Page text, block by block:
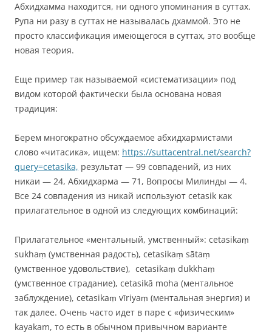
Абхидхамма находится, ни одного упоминания в суттах.
Рупа ни разу в суттах не называлась дхаммой. Это не
просто классификация имеющегося в суттах, это вообще
новая теория.
Еще пример так называемой «систематизации» под
видом которой фактически была основана новая
традиция:
Берем многократно обсуждаемое абхидхармистами
слово «читасика», ищем: https://suttacentral.net/search?
query=cetasika, результат — 99 совпадений, из них
никаи — 24, Абхидхарма — 71, Вопросы Милинды — 4.
Все 24 совпадения из никай используют cetasik как
прилагательное в одной из следующих комбинаций:
Прилагательное «ментальный, умственный»: cetasikaṃ
sukhaṃ (умственная радость), cetasikaṃ sātaṃ
(умственное удовольствие), cetasikaṃ dukkhaṃ
(умственное страдание), cetasikā moha (ментальное
заблуждение), cetasikaṃ vīriyaṃ (ментальная энергия) и
так далее. Очень часто идет в паре с «физическим»
kayakam, то есть в обычном привычном варианте